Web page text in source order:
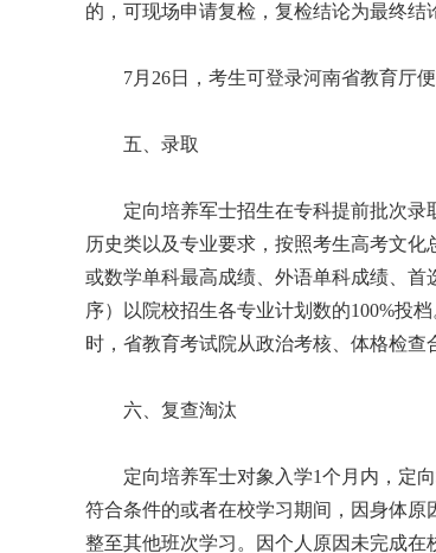
的，可现场申请复检，复检结论为最终结
7月26日，考生可登录河南省教育厅便
五、录取
定向培养军士招生在专科提前批次录取
历史类以及专业要求，按照考生高考文
或数学单科最高成绩、外语单科成绩、
序）以院校招生各专业计划数的100%投
时，省教育考试院从政治考核、体格检查
六、复查淘汰
定向培养军士对象入学1个月内，定向
符合条件的或者在校学习期间，因身体
整至其他班次学习。因个人原因未完成